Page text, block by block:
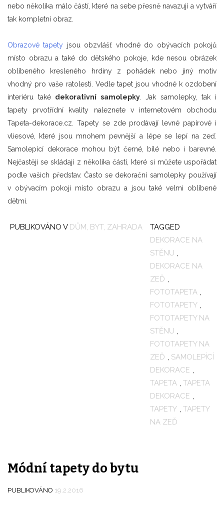
nebo několika málo částí, které na sebe přesně navazují a vytváří
tak kompletní obraz.
Obrazové tapety jsou obzvlášť vhodné do obývacích pokojů
místo obrazu a také do dětského pokoje, kde nesou obrázek
oblíbeného kresleného hrdiny z pohádek nebo jiný motiv
vhodný pro vaše ratolesti. Vedle tapet jsou vhodné k ozdobení
interiéru také dekorativní samolepky. Jak samolepky, tak i
tapety prvotřídní kvality naleznete v internetovém obchodu
Tapeta-dekorace.cz. Tapety se zde prodávají levné papírové i
vliesové, které jsou mnohem pevnější a lépe se lepí na zeď.
Samolepící dekorace mohou být černé, bílé nebo i barevné.
Nejčastěji se skládají z několika částí, které si můžete uspořádat
podle vašich představ. Často se dekorační samolepky používají
v obývacím pokoji místo obrazu a jsou také velmi oblíbené
dětmi.
PUBLIKOVÁNO V DŮM, BYT, ZAHRADA
TAGGED
DEKORACE NA
STĚNU ,
DEKORACE NA
ZEĎ ,
FOTOTAPETA ,
FOTOTAPETY ,
FOTOTAPETY NA
STĚNU ,
FOTOTAPETY NA
ZEĎ , SAMOLEPÍCÍ
DEKORACE ,
TAPETA , TAPETA
DEKORACE ,
TAPETY , TAPETY
NA ZEĎ
Módní tapety do bytu
PUBLIKOVÁNO 19.2.2016